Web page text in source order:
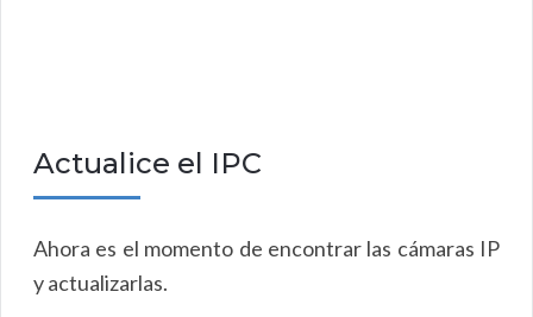
Actualice el IPC
Ahora es el momento de encontrar las cámaras IP
y actualizarlas.